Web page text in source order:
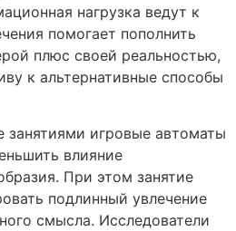
нагрузка ведут к
помогает пополнить
плюс своей реальностью,
к альтернативные способы
занятиями игровые автоматы
влияние
При этом занятие
подлинный увлечение
смысла. Исследователи